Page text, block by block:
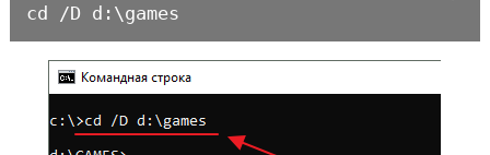
cd /D d:\games